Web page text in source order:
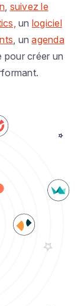
, suivez le
un logiciel
, unagenda
pour créer un